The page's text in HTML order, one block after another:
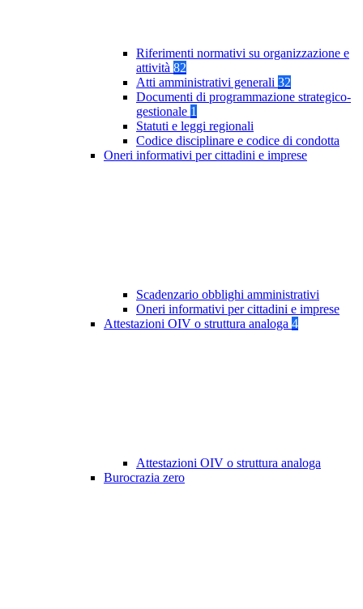
Riferimenti normativi su organizzazione e
attività 82
Atti amministrativi generali 32
Documenti di programmazione strategico-
gestionale 1
Statuti e leggi regionali
Codice disciplinare e codice di condotta
Oneri informativi per cittadini e imprese
Scadenzario obblighi amministrativi
Oneri informativi per cittadini e imprese
Attestazioni OIV o struttura analoga 4
Attestazioni OIV o struttura analoga
Burocrazia zero